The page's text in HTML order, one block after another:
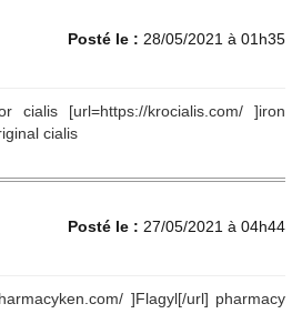
Posté le : 28/05/2021 à 01h35
cialis [url=https://krocialis.com/ ]iron
cialis
Posté le : 27/05/2021 à 04h44
]Flagyl[/url] pharmacy